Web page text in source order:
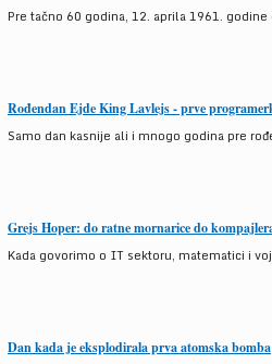
Pre tačno 60 godina, 12. aprila 1961.
Rođendan Ejde King Lavlejs - prve
Samo dan kasnije ali i mnogo godina pre
Grejs Hoper: do ratne mornarice do
Kada govorimo o IT sektoru, matematici i
Dan kada je eksplodirala prva atomska bomba